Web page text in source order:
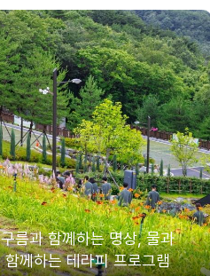
구름과 함께하는 명상, 물과
함께하는 테라피 프로그램